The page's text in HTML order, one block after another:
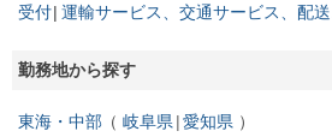
受付 運輸サービス、交通サービス、配
勤務地から探す
東海・中部 岐阜県 愛知県